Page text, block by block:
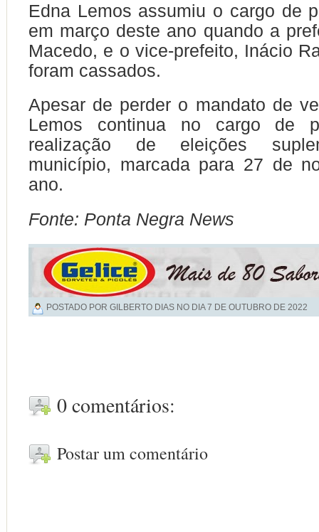
Edna Lemos assumiu o cargo de
em março deste ano quando a
Macedo, e o vice-prefeito, Inácio
foram cassados.
Apesar de perder o mandato de
Lemos continua no cargo de
realização de eleições
município, marcada para 27 de
ano.
Fonte: Ponta Negra News
POSTADO POR GILBERTO DIAS NO DIA7 DE OUTUBRO DE 2022
0 comentários:
Postar um comentário